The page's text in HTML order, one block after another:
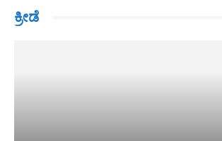
ಕ್ರೀಡೆ